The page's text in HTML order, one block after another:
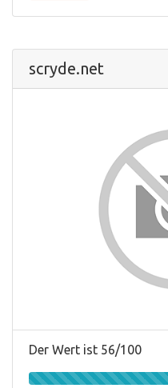
scryde.net
Der Wert ist 56/100